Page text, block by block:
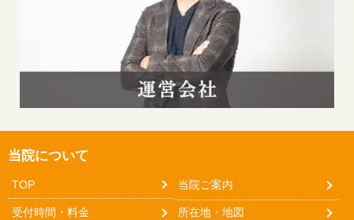
当院について
TOP 当院ご案内
受付時間・料金 所在地・地図